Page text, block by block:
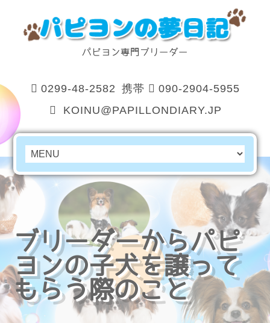
パピヨン専門ブリーダー
0299-48-2582 携帯
090-2904-5955
KOINU@PAPILLONDIARY.JP
ブリーダーからパピ
ヨンの子犬を譲って
もらう際のこと